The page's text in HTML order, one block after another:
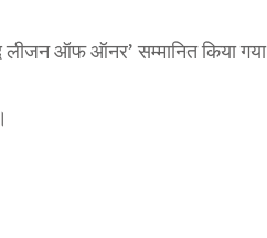
लीजन ऑफ ऑनर’ सम्मानित किया गया